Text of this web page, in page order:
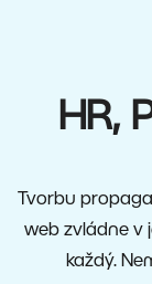
HR,
Tvorbu
web zvládne v
každý.